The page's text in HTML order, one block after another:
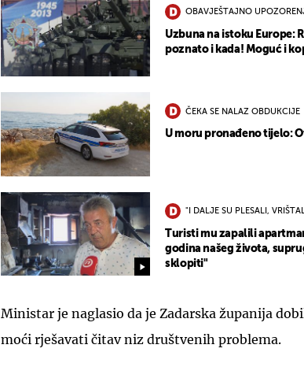
OBAVJEŠTAJNO
Uzbuna na istoku Europe:
poznato i kada! Moguć i
ČEKA SE NALAZ OBDUKCIJE
U moru pronađeno tijelo:
"I DALJE SU PLESALI,
Turisti mu zapalili
godina našeg života,
sklopiti"
Ministar je naglasio da je Zadarska županija
moći rješavati čitav niz društvenih problema.